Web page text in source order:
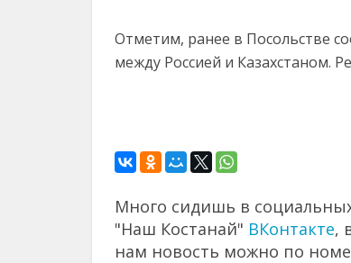
Отметим, ранее в Посольстве
между Россией и Казахстаном.
Много сидишь в
"Наш Костанай" ВКонтакте,
нам новость можно по